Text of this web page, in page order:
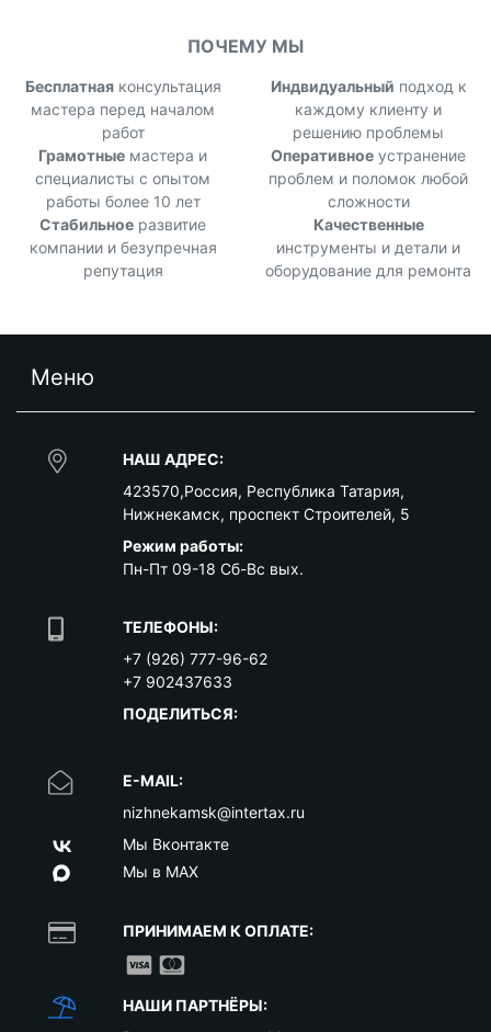
ПОЧЕМУ МЫ
Бесплатнаяконсультация
мастера перед началом
работ
Индвидуальный подход к
каждому клиенту и
решению проблемы
Грамотные мастера и
специалисты с опытом
работы более 10 лет
Оперативное устранение
проблем и поломок любой
сложности
Стабильное развитие
компании и безупречная
репутация
Качественные
инструменты и детали и
оборудование для ремонта
Меню
НАШ АДРЕС:
423570,Россия, Республика Татария,
Нижнекамск, проспект Строителей, 5
Режим работы:
Пн-Пт 09-18 Сб-Вс вых.
ТЕЛЕФОНЫ:
+7 (926) 777-96-62
+7 902437633
ПОДЕЛИТЬСЯ:
E-MAIL:
nizhnekamsk@intertax.ru
Мы Вконтакте
Мы в MAX
ПРИНИМАЕМ К ОПЛАТЕ:
НАШИ ПАРТНЁРЫ: